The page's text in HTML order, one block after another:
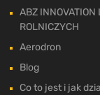
ABZ INNOVATION
ROLNICZYCH
Aerodron
Blog
Co to jest i jak